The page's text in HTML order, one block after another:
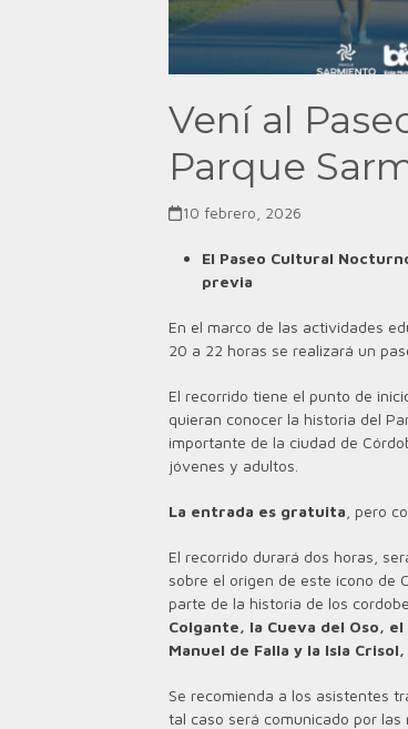
Vení al
Parque
10 febrero, 2026
El Paseo Cultural
previa
En el marco de las actividades
20 a 22 horas se realizará un
El recorrido tiene el punto de
quieran conocer la historia del
importante de la ciudad de
jóvenes y adultos.
La entrada es gratuita , pero
El recorrido durará dos horas,
sobre el origen de este ícono de
parte de la historia de los
Colgante, la Cueva del Oso,
Manuel de Falla y la Isla Crisol,
Se recomienda a los asistentes
tal caso será comunicado por las